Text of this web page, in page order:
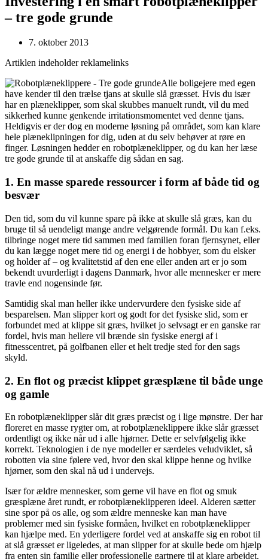
– tre gode grunde
7. oktober 2013
Artiklen indeholder reklamelinks
Alle boligejere med egen
have kender til den trælse tjans at skulle slå græsset. Hvis du især
har en plæneklipper, som skal skubbes manuelt rundt, vil du med
sikkerhed kunne genkende irritationsmomentet ved denne tjans.
Heldigvis er der dog en moderne løsning på området, som kan klare
hele plæneklipningen for dig, uden at du selv behøver at røre en
finger. Løsningen hedder en robotplæneklipper, og du kan her læse
tre gode grunde til at anskaffe dig sådan en sag.
1. En masse sparede ressourcer i form af både tid og
besvær
Den tid, som du vil kunne spare på ikke at skulle slå græs, kan du
bruge til så uendeligt mange andre velgørende formål. Du kan f.eks.
tilbringe noget mere tid sammen med familien foran fjernsynet, eller
du kan lægge noget mere tid og energi i de hobbyer, som du elsker
og holder af – og kvalitetstid af den ene eller anden art er jo som
bekendt uvurderligt i dagens Danmark, hvor alle mennesker er mere
travle end nogensinde før.
Samtidig skal man heller ikke undervurdere den fysiske side af
besparelsen. Man slipper kort og godt for det fysiske slid, som er
forbundet med at klippe sit græs, hvilket jo selvsagt er en ganske rar
fordel, hvis man hellere vil brænde sin fysiske energi af i
fitnesscentret, på golfbanen eller et helt tredje sted for den sags
skyld.
2. En flot og præcist klippet græsplæne til både unge
og gamle
En robotplæneklipper slår dit græs præcist og i lige mønstre. Der har
floreret en masse rygter om, at robotplæneklippere ikke slår græsset
ordentligt og ikke når ud i alle hjørner. Dette er selvfølgelig ikke
korrekt. Teknologien i de nye modeller er særdeles veludviklet, så
robotten via sine følere ved, hvor den skal klippe henne og hvilke
hjørner, som den skal nå ud i undervejs.
Især for ældre mennesker, som gerne vil have en flot og smuk
græsplæne året rundt, er robotplæneklipperen ideel. Alderen sætter
sine spor på os alle, og som ældre menneske kan man have
problemer med sin fysiske formåen, hvilket en robotplæneklipper
kan hjælpe med. En yderligere fordel ved at anskaffe sig en robot til
at slå græsset er ligeledes, at man slipper for at skulle bede om hjælp
fra enten sin familie eller professionelle gartnere til at klare arbejdet.